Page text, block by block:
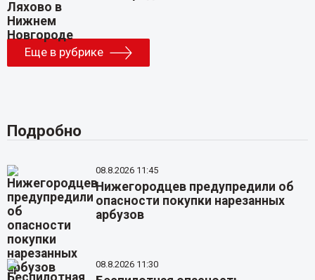
Еще в рубрике
Подробно
08.8.2026 11:45
Нижегородцев предупредили об
опасности покупки нарезанных
арбузов
08.8.2026 11:30